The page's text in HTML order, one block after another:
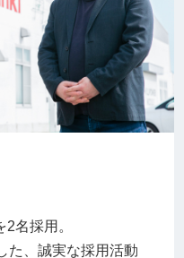
名採用。
た、誠実な採用活動